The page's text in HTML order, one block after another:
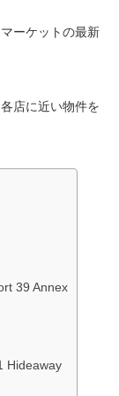
ーケットの最新
店に近い物件を
39 Annex
Hideaway